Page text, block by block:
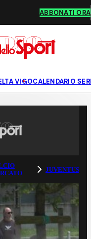
ABBONATI ORA
VIGOCALENDARIO
JUVENTUS